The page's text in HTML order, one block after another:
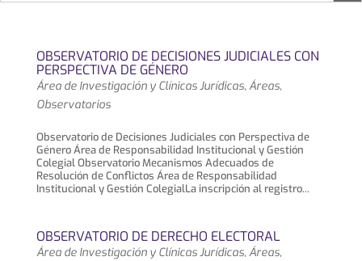
OBSERVATORIO DE DECISIONES JUDICIALES CON
PERSPECTIVA DE GÉNERO
Área de Investigación y Clínicas Jurídicas, Áreas,
Observatorios
Observatorio de Decisiones Judiciales con Perspectiva de
Género Área de Responsabilidad Institucional y Gestión
Colegial Observatorio Mecanismos Adecuados de
Resolución de Conflictos Área de Responsabilidad
Institucional y Gestión ColegialLa inscripción al registro...
OBSERVATORIO DE DERECHO ELECTORAL
Área de Investigación y Clínicas Jurídicas, Áreas,